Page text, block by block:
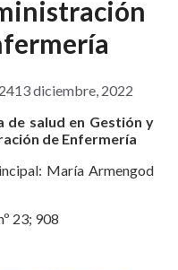
13 diciembre, 2022
de salud en Gestión y
de Enfermería
María Armengod
23; 908